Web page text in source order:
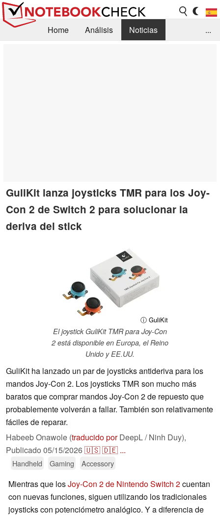
Home Análisis
Noticias
...
GuliKit lanza joysticks TMR para los Joy-
Con 2 de Switch 2 para solucionar la
deriva del stick
ⓘ GuliKit
El joystick GuliKit TMR para Joy-Con
2 está disponible en Europa, el Reino
Unido y EE.UU.
GuliKit ha lanzado un par de joysticks antideriva para los
mandos Joy-Con 2. Los joysticks TMR son mucho más
baratos que comprar mandos Joy-Con 2 de repuesto que
probablemente volverán a fallar. También son relativamente
fáciles de reparar.
Habeeb Onawole (traducido porDeepL / Ninh Duy),
Publicado 05/15/2026🇺🇸🇩🇪 ...
Handheld Gaming Accessory
Mientras que losJoy-Con 2 de Nintendo Switch 2cuentan
con nuevas funciones, siguen utilizando los tradicionales
joysticks con potenciómetro analógico. Y a diferencia de